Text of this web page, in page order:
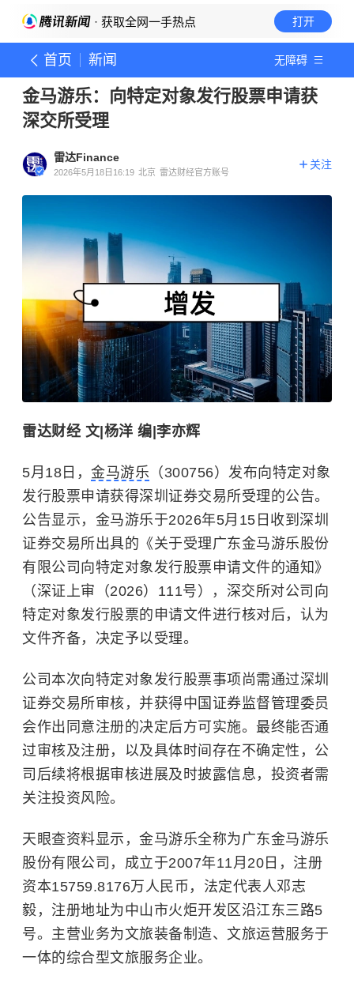
· 获取全网一手热点 打开
首页 新闻 无障碍
金马游乐：向特定对象发行股票申请获
深交所受理
雷达Finance
2026年5月18日16:19 北京 雷达财经官方账号
关注
雷达财经 文|杨洋 编|李亦辉
5月18日， 金马游乐 （300756）发布向特定对象
发行股票申请获得深圳证券交易所受理的公告。
公告显示，金马游乐于2026年5月15日收到深圳
证券交易所出具的《关于受理广东金马游乐股份
有限公司向特定对象发行股票申请文件的通知》
（深证上审（2026）111号），深交所对公司向
特定对象发行股票的申请文件进行核对后，认为
文件齐备，决定予以受理。
公司本次向特定对象发行股票事项尚需通过深圳
证券交易所审核，并获得中国证券监督管理委员
会作出同意注册的决定后方可实施。最终能否通
过审核及注册，以及具体时间存在不确定性，公
司后续将根据审核进展及时披露信息，投资者需
关注投资风险。
天眼查资料显示，金马游乐全称为广东金马游乐
股份有限公司，成立于2007年11月20日，注册
资本15759.8176万人民币，法定代表人邓志
毅，注册地址为中山市火炬开发区沿江东三路5
号。主营业务为文旅装备制造、文旅运营服务于
一体的综合型文旅服务企业。